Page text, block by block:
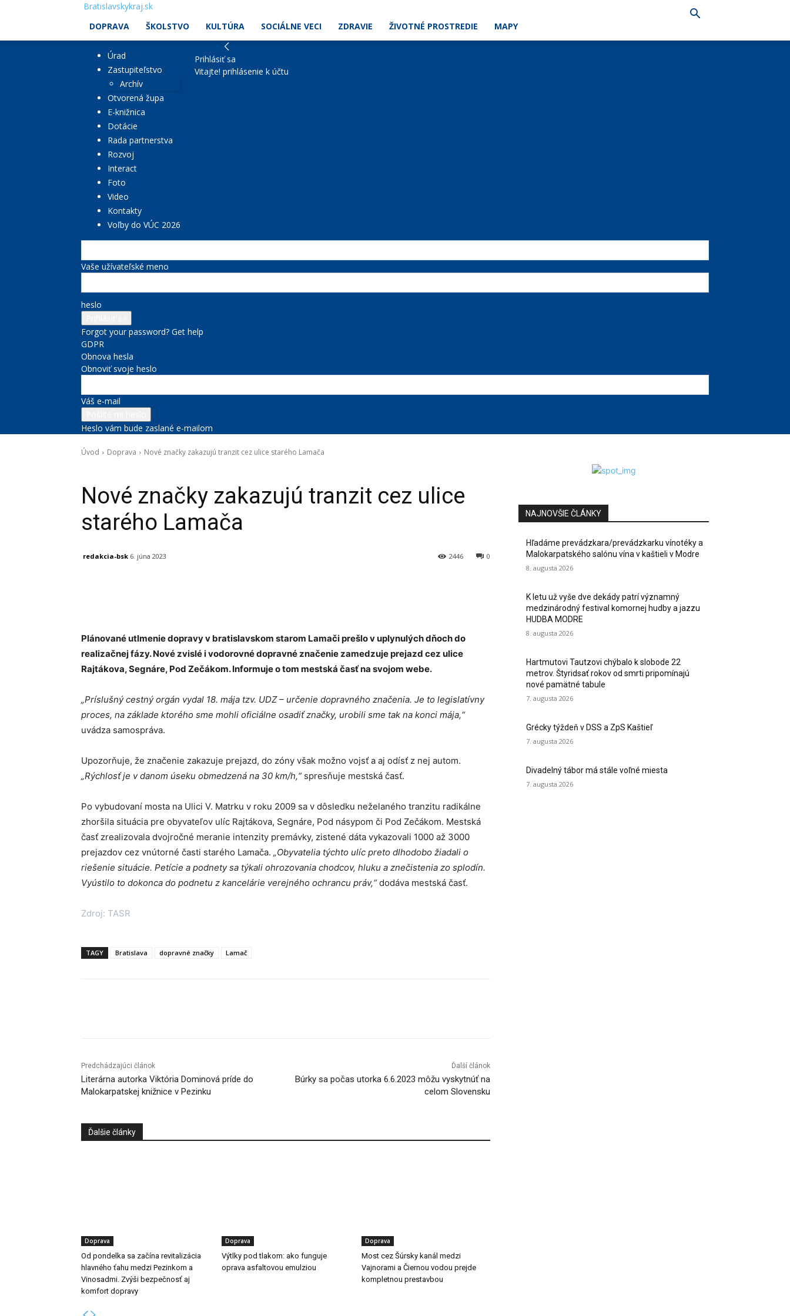
Bratislavskykraj.sk
DOPRAVA
ŠKOLSTVO KULTÚRA SOCIÁLNE VECI ZDRAVIE ŽIVOTNÉ PROSTREDIE MAPY
Úrad
Zastupiteľstvo
Archív
Otvorená župa
E-knižnica
Dotácie
Rada partnerstva
Rozvoj
Interact
Foto
Video
Kontakty
Voľby do VÚC 2026
Prihlásiť sa
Vitajte! prihlásenie k účtu
Vaše užívateľské meno
heslo
Forgot your password? Get help
GDPR
Obnova hesla
Obnoviť svoje heslo
Váš e-mail
Heslo vám bude zaslané e-mailom
Úvod Doprava Nové značky zakazujú tranzit cez ulice starého Lamača
Nové značky zakazujú tranzit cez ulice
starého Lamača
redakcia-bsk 6. júna 2023 0
2446
Plánované utlmenie dopravy v bratislavskom starom Lamači prešlo v uplynulých dňoch do
realizačnej fázy. Nové zvislé i vodorovné dopravné značenie zamedzuje prejazd cez ulice
Rajtákova, Segnáre, Pod Zečákom. Informuje o tom mestská časť na svojom webe.
„Príslušný cestný orgán vydal 18. mája tzv. UDZ – určenie dopravného značenia. Je to legislatívny
proces, na základe ktorého sme mohli oficiálne osadiť značky, urobili sme tak na konci mája,“
uvádza samospráva.
Upozorňuje, že značenie zakazuje prejazd, do zóny však možno vojsť a aj odísť z nej autom.
„Rýchlosť je v danom úseku obmedzená na 30 km/h,“spresňuje mestská časť.
Po vybudovaní mosta na Ulici V. Matrku v roku 2009 sa v dôsledku neželaného tranzitu radikálne
zhoršila situácia pre obyvateľov ulíc Rajtákova, Segnáre, Pod násypom či Pod Zečákom. Mestská
časť zrealizovala dvojročné meranie intenzity premávky, zistené dáta vykazovali 1000 až 3000
prejazdov cez vnútorné časti starého Lamača. „Obyvatelia týchto ulíc preto dlhodobo žiadali o
riešenie situácie. Petície a podnety sa týkali ohrozovania chodcov, hluku a znečistenia zo splodín.
Vyústilo to dokonca do podnetu z kancelárie verejného ochrancu práv,“dodáva mestská časť.
Zdroj: TASR
TAGY Bratislava dopravné značky Lamač
Predchádzajúci článok
Literárna autorka Viktória Dominová príde do
Malokarpatskej knižnice v Pezinku
Ďalší článok
Búrky sa počas utorka 6.6.2023 môžu vyskytnúť na
celom Slovensku
Ďalšie články
Doprava
Od pondelka sa začína revitalizácia
hlavného ťahu medzi Pezinkom a
Vinosadmi. Zvýši bezpečnosť aj
komfort dopravy
Doprava
Výtlky pod tlakom: ako funguje
oprava asfaltovou emulziou
Doprava
Most cez Šúrsky kanál medzi
Vajnorami a Čiernou vodou prejde
kompletnou prestavbou
NAJNOVŠIE ČLÁNKY
Hľadáme prevádzkara/prevádzkarku vínotéky a
Malokarpatského salónu vína v kaštieli v Modre
8. augusta 2026
K letu už vyše dve dekády patrí významný
medzinárodný festival komornej hudby a jazzu
HUDBA MODRE
8. augusta 2026
Hartmutovi Tautzovi chýbalo k slobode 22
metrov. Štyridsať rokov od smrti pripomínajú
nové pamätné tabule
7. augusta 2026
Grécky týždeň v DSS a ZpS Kaštieľ
7. augusta 2026
Divadelný tábor má stále voľné miesta
7. augusta 2026